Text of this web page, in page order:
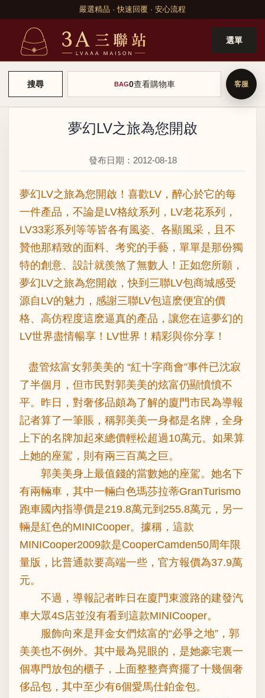
嚴選精品 · 快速回覆 · 安心流程
選單
搜尋 BAG0查看購物車
夢幻LV之旅為您開啟
發布日期：2012-08-18
夢幻LV之旅為您開啟！喜歡LV，醉心於它的每
一件產品，不論是LV格紋系列，LV老花系列，
LV33彩系列等等皆各有風姿、各顯風采，且不
贊他那精致的面料、考究的手藝，單單是那份獨
特的創意、設計就羨煞了無數人！正如您所願，
夢幻LV之旅為您開啟，快到三聯LV包商城感受
源自LV的魅力，感謝三聯LV包這麽便宜的價
格、高仿程度這麽逼真的產品，讓您在這夢幻的
LV世界盡情暢享！LV世界！精彩與你分享！
盡管炫富女郭美美的 “紅十字商會”事件已沈寂
了半個月，但市民對郭美美的炫富仍顯憤憤不
平。昨日，對奢侈品頗為了解的廈門市民為導報
記者算了一筆賬，稱郭美美一身都是名牌，全身
上下的名牌加起來總價輕松超過10萬元。如果算
上她的座駕，則有兩三百萬之巨。
郭美美身上最值錢的當數她的座駕。她名下
有兩輛車，其中一輛白色瑪莎拉蒂GranTurismo
跑車國內指導價是219.8萬元到255.8萬元，另一
輛是紅色的MINICooper。據稱，這款
MINICooper2009款是CooperCamden50周年限
量版，比普通款要高端一些，官方報價為37.9萬
元。
不過，導報記者昨日在廈門東渡路的建發汽
車大眾4S店並沒有看到這款MINICooper。
服飾向來是拜金女們炫富的“必爭之地”，郭
美美也不例外。其中最為晃眼的，是她豪宅裏一
個專門放包的櫃子，上面整整齊齊擺了十幾個奢
侈品包，其中至少有6個愛馬仕鉑金包。